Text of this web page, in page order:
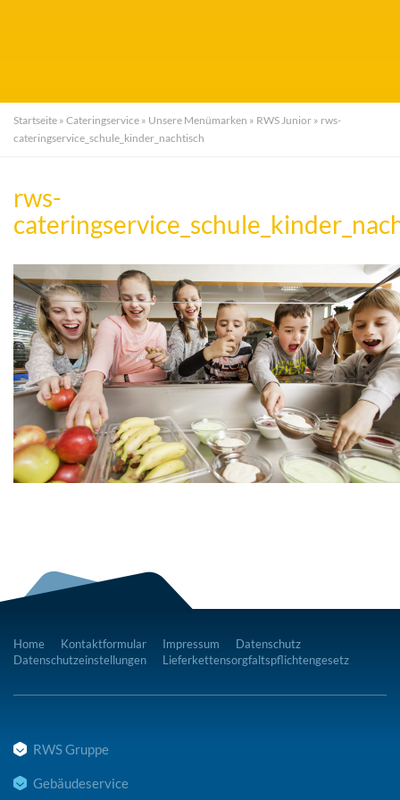
Startseite » Cateringservice » Unsere Menümarken » RWS Junior » rws-
cateringservice_schule_kinder_nachtisch
rws-
Home Kontaktformular Impressum
Datenschutz
Datenschutzeinstellungen
Lieferkettensorgfaltspflichtengesetz
RWS Gruppe
Gebäudeservice